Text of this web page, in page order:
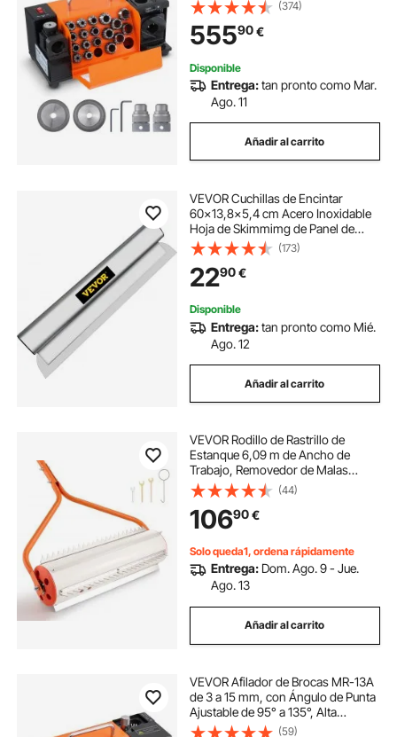
Punta Ajustable 95°-135° Afilador
de Brocas Portátil con 18 Pinzas,
Muela Abrasiva CBN y SDC
(374)
55590€
Disponible
Entrega:tan pronto como Mar.
Ago. 11
Añadir al carrito
VEVOR Cuchillas de Encintar
60x13,8x5,4 cm Acero Inoxidable
Hoja de Skimmimg de Panel de
Yeso con Grosor de la Hoja de 0,5
mm Espátula de Encintar Masilla
para Entrar en Junta y Costura
Estrecha
(173)
2290€
Disponible
Entrega:tan pronto como Mié.
Ago. 12
Añadir al carrito
VEVOR Rodillo de Rastrillo de
Estanque 6,09 m de Ancho de
Trabajo, Removedor de Malas
Hierbas Acuáticas, 6 Cuchillas de
Acero Inoxidable, Mango de
Longitud Ajustable, Eliminación de
Malezas para Lago
(44)
10690€
Solo queda1, ordena rápidamente
Entrega: Dom. Ago. 9 - Jue.
Ago. 13
Añadir al carrito
VEVOR Afilador de Brocas MR-13A
de 3 a 15 mm, con Ángulo de Punta
Ajustable de 95° a 135°, Alta
Velocidad de 4600 RPM, con 13
(59)